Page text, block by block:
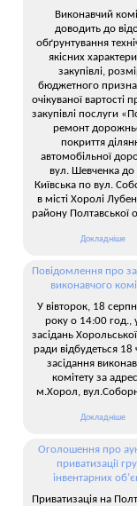
Виконавчий
доводить до
обґрунтування
якісних
закупівлі,
бюджетного
очікуваної вартості
закупівлі послуги
ремонт
покриття
автомобільної
вул. Шевченка до
Київська по вул.
в місті Хоролі
району Полтавської
Докладніше
Повідомлення про
виконавчого
У вівторок, 18
року о 14:00 год.,
засідань
ради відбудеться 18
засідання
комітету за
м.Хорол,
Докладніше
Оголошення про
приватизації
інвентарних
Приватизація на